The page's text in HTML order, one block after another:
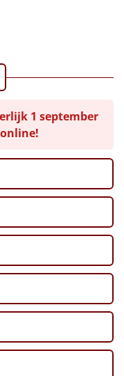
I am'
1 september